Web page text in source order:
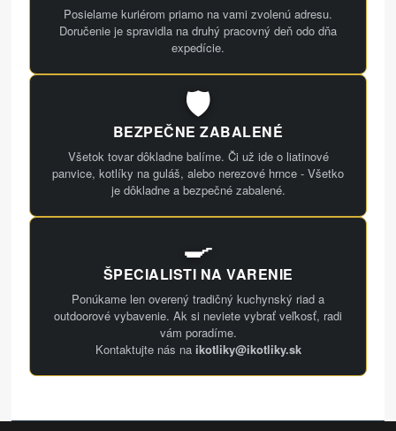
Posielame kuriérom priamo na vami zvolenú adresu.
Doručenie je spravidla na druhý pracovný deň odo dňa
expedície.
🛡️
BEZPEČNE ZABALENÉ
Všetok tovar dôkladne balíme. Či už ide o liatinové
panvice, kotlíky na guláš, alebo nerezové hrnce - Všetko
je dôkladne a bezpečné zabalené.
🍳
ŠPECIALISTI NA VARENIE
Ponúkame len overený tradičný kuchynský riad a
outdoorové vybavenie. Ak si neviete vybrať veľkosť, radi
vám poradíme.
Kontaktujte nás na ikotliky@ikotliky.sk